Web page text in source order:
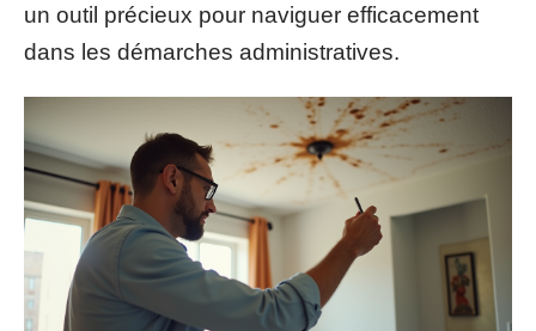
un outil précieux pour naviguer efficacement
dans les démarches administratives.